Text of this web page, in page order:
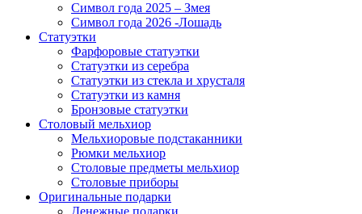
Символ года 2025 – Змея
Символ года 2026 -Лошадь
Статуэтки
Фарфоровые статуэтки
Статуэтки из серебра
Статуэтки из стекла и хрусталя
Статуэтки из камня
Бронзовые статуэтки
Столовый мельхиор
Мельхиоровые подстаканники
Рюмки мельхиор
Столовые предметы мельхиор
Столовые приборы
Оригинальные подарки
Денежные подарки